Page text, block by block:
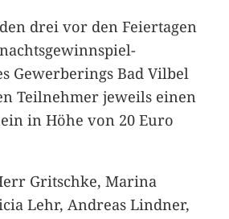
drei vor den Feiertagen
Gewerberings Bad Vilbel
Teilnehmer jeweils einen
in Höhe von 20 Euro
Gritschke, Marina
Lehr, Andreas Lindner,